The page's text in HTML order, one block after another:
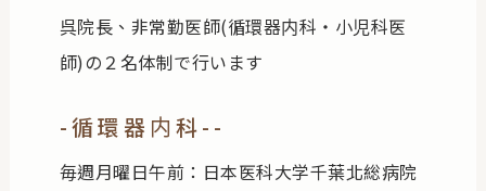
呉院長、非常勤医師(循環器内科・小児科医
師)の２名体制で行います
-循環器内科--
毎週月曜日午前：日本医科大学千葉北総病院